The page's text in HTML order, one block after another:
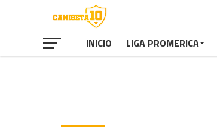
INICIO LIGA PROMERICA